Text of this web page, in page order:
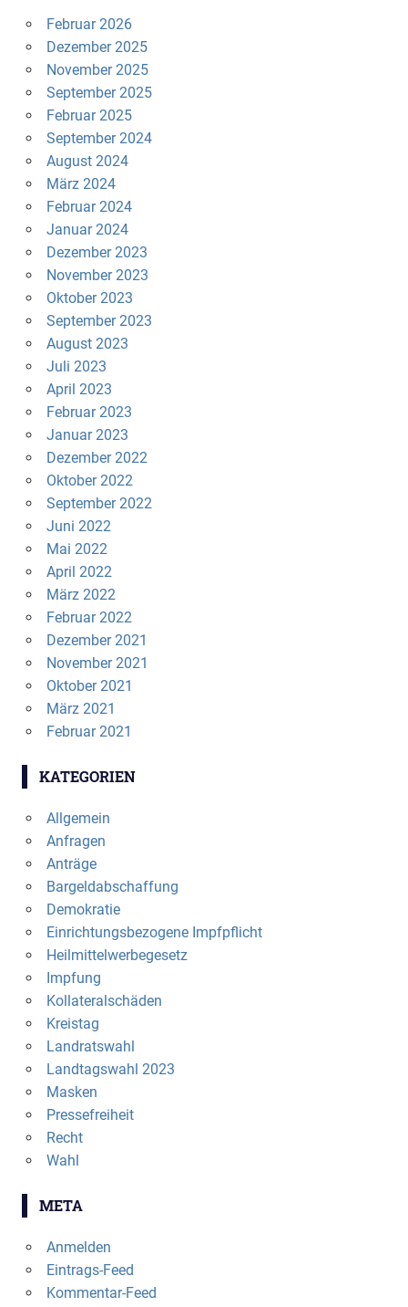
Februar 2026
Dezember 2025
November 2025
September 2025
Februar 2025
September 2024
August 2024
März 2024
Februar 2024
Januar 2024
Dezember 2023
November 2023
Oktober 2023
September 2023
August 2023
Juli 2023
April 2023
Februar 2023
Januar 2023
Dezember 2022
Oktober 2022
September 2022
Juni 2022
Mai 2022
April 2022
März 2022
Februar 2022
Dezember 2021
November 2021
Oktober 2021
März 2021
Februar 2021
KATEGORIEN
Allgemein
Anfragen
Anträge
Bargeldabschaffung
Demokratie
Einrichtungsbezogene Impfpflicht
Heilmittelwerbegesetz
Impfung
Kollateralschäden
Kreistag
Landratswahl
Landtagswahl 2023
Masken
Pressefreiheit
Recht
Wahl
META
Anmelden
Eintrags-Feed
Kommentar-Feed